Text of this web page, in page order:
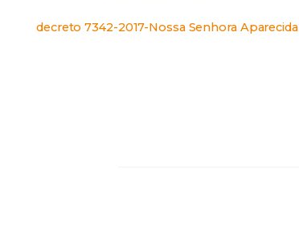
decreto 7342-2017-Nossa Senhora Aparecida